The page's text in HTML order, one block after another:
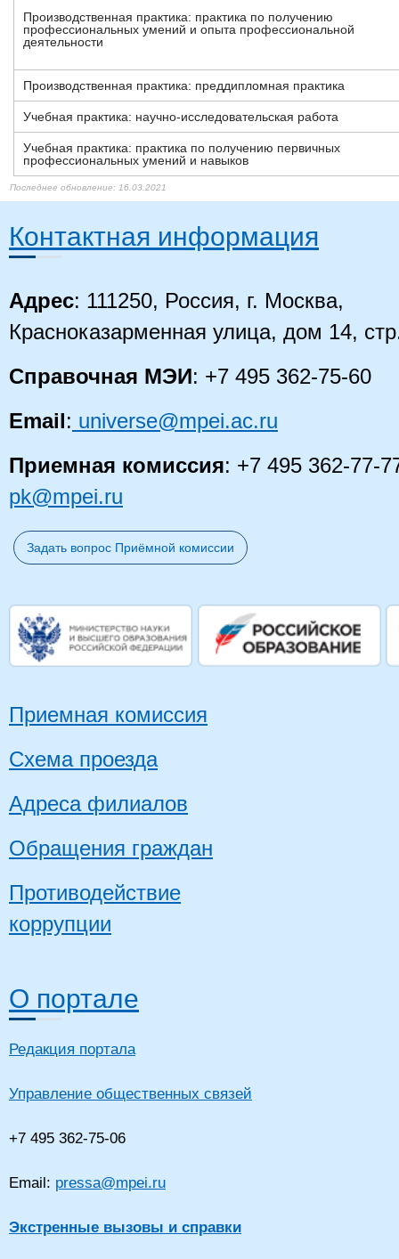
30.12.2021
12.01.2022
29.12.2021
28.12.2021
28.12.2021
28.12.2021
28.12.2021
28.12.2021
28.12.2021
28.12.2021
28.12.2021
28.12.2021
28.12.2021
01.11.2021
16.03.2021
16.03.2021
16.03.2021
Производственная практика: практика по получению
профессиональных умений и опыта профессиональной
деятельности
16.03.2021
Производственная практика: преддипломная практика
16.03.2021
Учебная практика: научно-исследовательская работа
16.03.2021
Учебная практика: практика по получению первичных
профессиональных умений и навыков
16.03.2021
Контактная информация
Адрес: 111250, Россия, г. Москва,
Красноказарменная улица, дом 14,
Справочная МЭИ: +7 495 362-75-60
Email: universe@mpei.ac.ru
Приемная комиссия: +7 495 362-77-
pk@mpei.ru
Задать вопрос Приёмной комиссии
Приемная комиссия
Схема проезда
Адреса филиалов
Обращения граждан
Противодействие
коррупции
О портале
Редакция портала
Управление общественных связей
+7 495 362-75-06
Email: pressa@mpei.ru
Экстренные вызовы и справки